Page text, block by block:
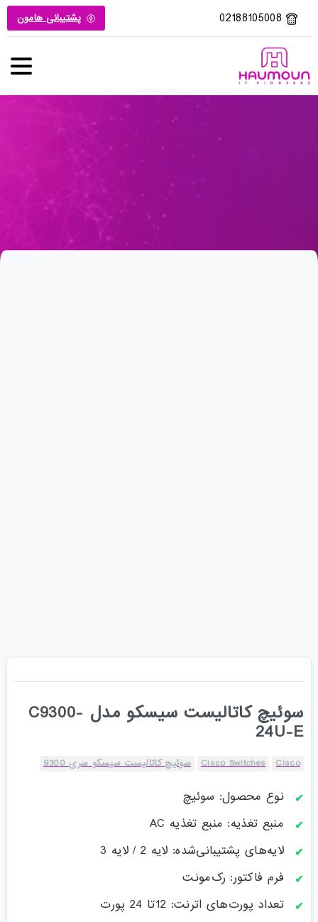
02188105008 پشتیبانی هامون
سوئیچ کاتالیست سیسکو مدل C9300-
24U-E
Cisco
Cisco Switches سوئیچ کاتالیست سیسکو سری 9300
نوع محصول: سوئیچ
منبع تغذیه: منبع تغذیه AC
لایه‌های پشتیبانی‌شده: لایه 2 / لایه 3
فرم فاکتور: رک‌مونت
تعداد پورت‌های اترنت: 12تا 24 پورت